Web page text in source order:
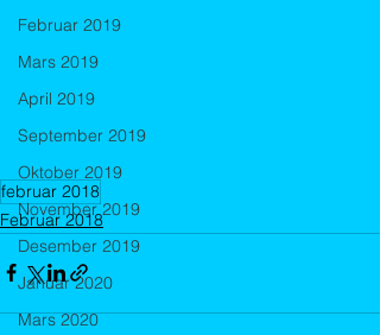
Februar 2019
Mars 2019
April 2019
September 2019
Oktober 2019
November 2019
Desember 2019
Januar 2020
Mars 2020
februar 2018
Februar 2018